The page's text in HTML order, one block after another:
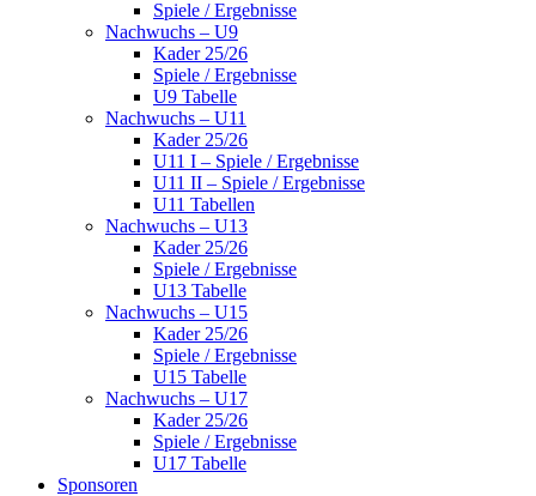
Spiele / Ergebnisse
Nachwuchs – U9
Kader 25/26
Spiele / Ergebnisse
U9 Tabelle
Nachwuchs – U11
Kader 25/26
U11 I – Spiele / Ergebnisse
U11 II – Spiele / Ergebnisse
U11 Tabellen
Nachwuchs – U13
Kader 25/26
Spiele / Ergebnisse
U13 Tabelle
Nachwuchs – U15
Kader 25/26
Spiele / Ergebnisse
U15 Tabelle
Nachwuchs – U17
Kader 25/26
Spiele / Ergebnisse
U17 Tabelle
Sponsoren